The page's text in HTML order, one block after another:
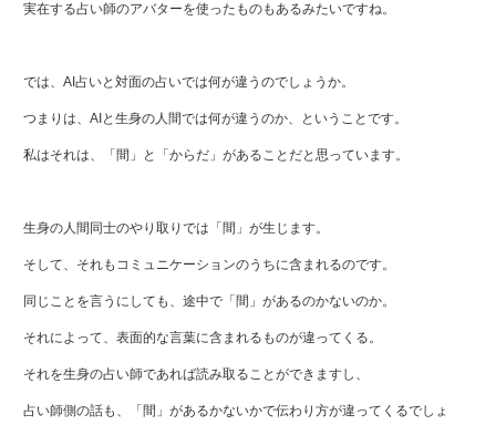
実在する占い師のアバターを使ったものもあるみたいですね。
では、AI占いと対面の占いでは何が違うのでしょうか。
つまりは、AIと生身の人間では何が違うのか、ということです。
私はそれは、「間」と「からだ」があることだと思っています。
生身の人間同士のやり取りでは「間」が生じます。
そして、それもコミュニケーションのうちに含まれるのです。
同じことを言うにしても、途中で「間」があるのかないのか。
それによって、表面的な言葉に含まれるものが違ってくる。
それを生身の占い師であれば読み取ることができますし、
占い師側の話も、「間」があるかないかで伝わり方が違ってくるでしょ